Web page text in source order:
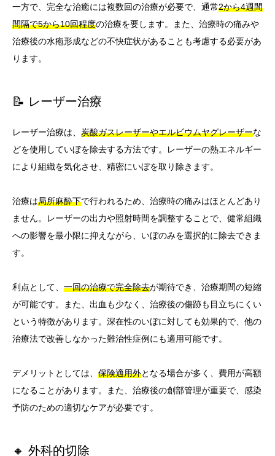
一方で、完全な治癒には複数回の治療が必要で、通常2から4週間
間隔で5から10回程度の治療を要します。また、治療時の痛みや
治療後の水疱形成などの不快症状があることも考慮する必要があ
ります。
📝 レーザー治療
レーザー治療は、 炭酸ガスレーザーやエルビウムヤグレーザーな
どを使用していぼを除去する方法です。レーザーの熱エネルギー
により組織を気化させ、精密にいぼを取り除きます。
治療は局所麻酔下で行われるため、治療時の痛みはほとんどあり
ません。レーザーの出力や照射時間を調整することで、健常組織
への影響を最小限に抑えながら、いぼのみを選択的に除去できま
す。
利点として、 一回の治療で完全除去が期待でき、治療期間の短縮
が可能です。また、出血も少なく、治療後の傷跡も目立ちにくい
という特徴があります。深在性のいぼに対しても効果的で、他の
治療法で改善しなかった難治性症例にも適用可能です。
デメリットとしては、 保険適用外となる場合が多く、費用が高額
になることがあります。また、治療後の創部管理が重要で、感染
予防のための適切なケアが必要です。
🔸 外科的切除